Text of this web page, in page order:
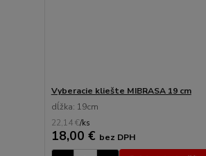
Vyberacie kliešte MIBRASA 19 cm
dĺžka: 19cm
22,14 €/ks
18,00 € bez DPH